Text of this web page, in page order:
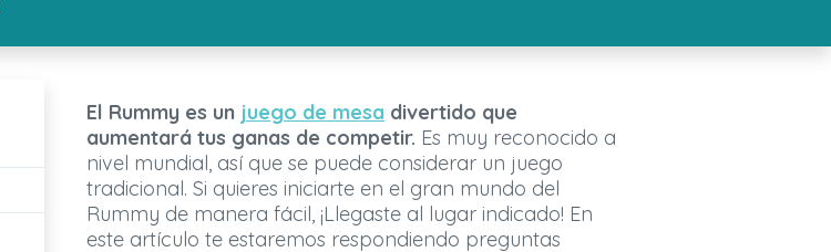
El Rummy es un juego de mesa divertido que
aumentará tus ganas de competir. Es muy reconocido a
nivel mundial, así que se puede considerar un juego
tradicional. Si quieres iniciarte en el gran mundo del
Rummy de manera fácil, ¡Llegaste al lugar indicado! En
este artículo te estaremos respondiendo preguntas